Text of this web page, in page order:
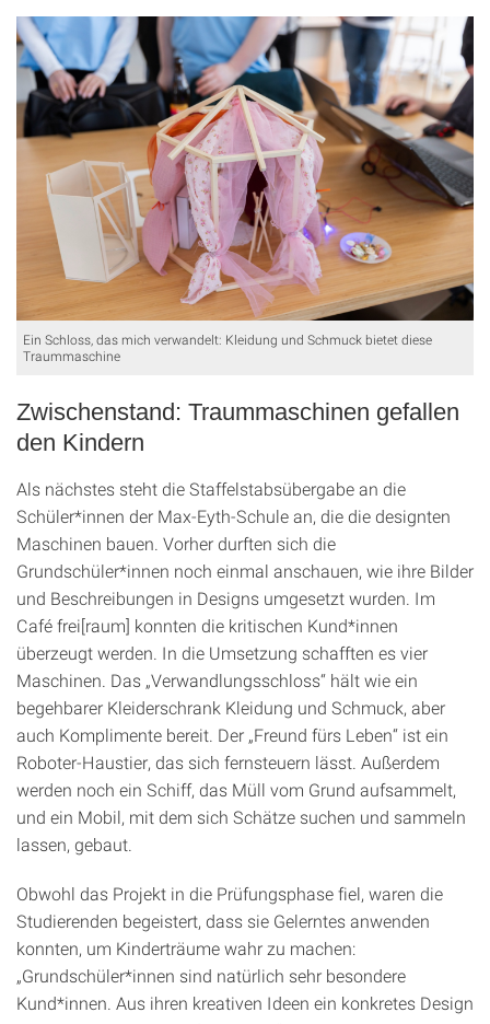
Ein Schloss, das mich verwandelt: Kleidung und Schmuck bietet diese
Traummaschine
Zwischenstand: Traummaschinen gefallen
den Kindern
Als nächstes steht die Staffelstabsübergabe an die
Schüler*innen der Max-Eyth-Schule an, die die designten
Maschinen bauen. Vorher durften sich die
Grundschüler*innen noch einmal anschauen, wie ihre Bilder
und Beschreibungen in Designs umgesetzt wurden. Im
Café frei[raum] konnten die kritischen Kund*innen
überzeugt werden. In die Umsetzung schafften es vier
Maschinen. Das „Verwandlungsschloss“ hält wie ein
begehbarer Kleiderschrank Kleidung und Schmuck, aber
auch Komplimente bereit. Der „Freund fürs Leben“ ist ein
Roboter-Haustier, das sich fernsteuern lässt. Außerdem
werden noch ein Schiff, das Müll vom Grund aufsammelt,
und ein Mobil, mit dem sich Schätze suchen und sammeln
lassen, gebaut.
Obwohl das Projekt in die Prüfungsphase fiel, waren die
Studierenden begeistert, dass sie Gelerntes anwenden
konnten, um Kinderträume wahr zu machen:
„Grundschüler*innen sind natürlich sehr besondere
Kund*innen. Aus ihren kreativen Ideen ein konkretes Design